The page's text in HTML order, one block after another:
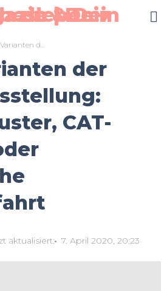
Wiener Auster, CAT-position oder Chinesische Schlittenfahrt
der
CAT-
aktualisiert: 7. April 2020, 20:23